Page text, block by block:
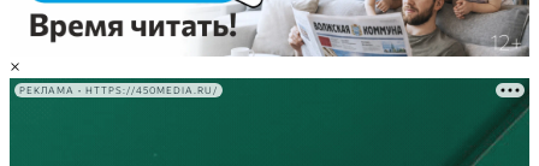
×
РЕКЛАМА • HTTPS://450MEDIA.RU/